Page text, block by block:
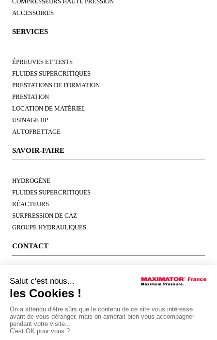
ACCESSOIRES
SERVICES
ÉPREUVES ET TESTS
FLUIDES SUPERCRITIQUES
PRESTATIONS DE FORMATION
PRESTATION
LOCATION DE MATÉRIEL
USINAGE HP
AUTOFRETTAGE
SAVOIR-FAIRE
HYDROGÈNE
FLUIDES SUPERCRITIQUES
RÉACTEURS
SURPRESSION DE GAZ
GROUPE HYDRAULIQUES
CONTACT
60290 RANTIGNY FRANCE
+33 (0)3 44 69 11 10
info@maximatorfrance.com